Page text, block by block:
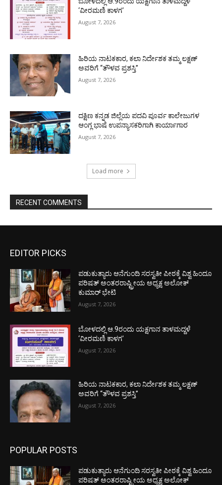
‘ವೀರಮಣಿ ಕಾಳಗ’
August 7, 2026
ಹಿರಿಯ ನಾಟಕಕಾರ, ಕಲಾ ನಿರ್ದೇಶಕ ತಮ್ಮ ಲಕ್ಷಣ್
ಅವರಿಗೆ “ತೌಳವ ಪ್ರಶಸ್ತಿ”
August 7, 2026
ದಕ್ಷಿಣ ಕನ್ನಡ ಜಿಲ್ಲೆಯ ಪದವಿ ಪೂರ್ವ ಕಾಲೇಜುಗಳ
ಆಂಗ್ಲ ಭಾಷೆ ಉಪನ್ಯಾಸಕರಿಗಾಗಿ ಕಾರ್ಯಾಗಾರ
August 7, 2026
Load more
RECENT COMMENTS
EDITOR PICKS
ಪಡುಕುತ್ಯಾರು ಆನೆಗುಂದಿ ಸರಸ್ವತೀ ಪೀಠಕ್ಕೆ ವಿಶ್ವ ಹಿಂದೂ
ಪರಿಷತ್ ಅಂತರರಾಷ್ಟ್ರೀಯ ಅಧ್ಯಕ್ಷ ಅಲೋಕ್
ಕುಮಾರ್ ಭೇಟಿ
August 7, 2026
ಬೋಳದಲ್ಲಿ ಆ.9ರಂದು ಯಕ್ಷಗಾನ ತಾಳಮದ್ದಳೆ
‘ವೀರಮಣಿ ಕಾಳಗ’
August 7, 2026
ಹಿರಿಯ ನಾಟಕಕಾರ, ಕಲಾ ನಿರ್ದೇಶಕ ತಮ್ಮ ಲಕ್ಷಣ್
ಅವರಿಗೆ “ತೌಳವ ಪ್ರಶಸ್ತಿ”
August 7, 2026
POPULAR POSTS
ಪಡುಕುತ್ಯಾರು ಆನೆಗುಂದಿ ಸರಸ್ವತೀ ಪೀಠಕ್ಕೆ ವಿಶ್ವ ಹಿಂದೂ
ಪರಿಷತ್ ಅಂತರರಾಷ್ಟ್ರೀಯ ಅಧ್ಯಕ್ಷ ಅಲೋಕ್